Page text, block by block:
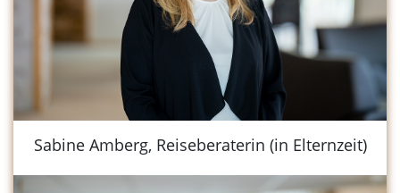
Sabine Amberg, Reiseberaterin (in Elternzeit)